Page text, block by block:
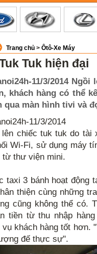
Trang chủ > Ôtô-Xe Máy
Tuk hiện đại
11/3/2014
khách hàng có thể
qua màn hình tivi và
11/3/2014
lên chiếc tuk tuk do tài
Wi-Fi, sử dụng máy
từ thư viện mini.
taxi 3 bánh hoạt động
thiện cùng những
cũng không thể có.
tiền từ thu nhập
vụ khách hàng tốt hơn.
đế thực sự".